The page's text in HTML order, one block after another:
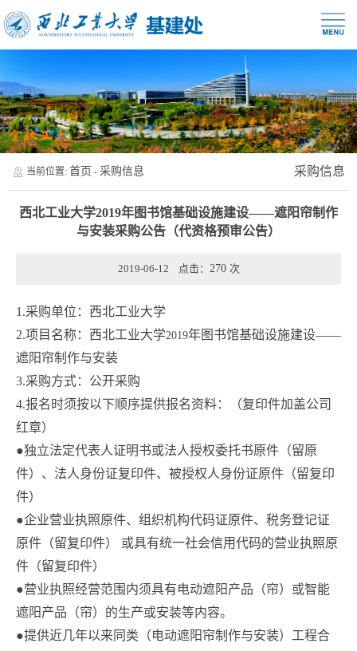
当前位置: 首页 - 采购信息 采购信息
西北工业大学2019年图书馆基础设施建设——遮阳帘制作
与安装采购公告（代资格预审公告）
2019-06-12 点击： 270 次
1.采购单位：西北工业大学
2.项目名称：西北工业大学2019年图书馆基础设施建设——
遮阳帘制作与安装
3.采购方式：公开采购
4.报名时须按以下顺序提供报名资料：（复印件加盖公司
红章）
●独立法定代表人证明书或法人授权委托书原件（留原
件）、法人身份证复印件、被授权人身份证原件（留复印
件）
●企业营业执照原件、组织机构代码证原件、税务登记证
原件（留复印件） 或具有统一社会信用代码的营业执照原
件（留复印件）
●营业执照经营范围内须具有电动遮阳产品（帘）或智能
遮阳产品（帘）的生产或安装等内容。
●提供近几年以来同类（电动遮阳帘制作与安装）工程合